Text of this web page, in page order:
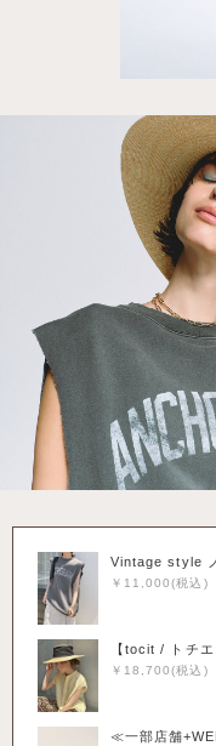
Vintage style
￥11,000(税込)
【tocit / トチ
￥18,700(税込)
≪一部店舗